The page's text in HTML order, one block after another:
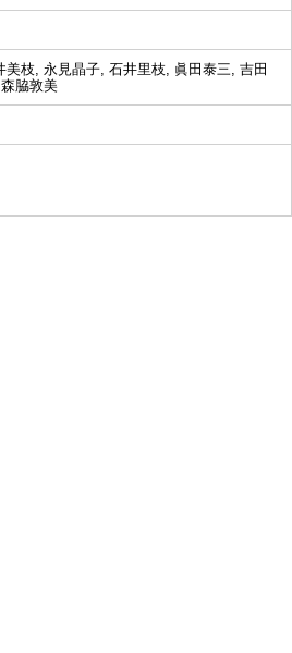
枝, 永見晶子, 石井里枝, 眞田泰三, 吉田
脇敦美